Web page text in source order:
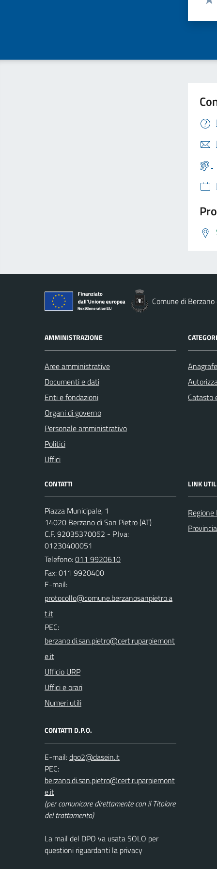
Comune di
AMMINISTRAZIONE
Aree amministrative
Documenti e dati
Enti e fondazioni
Organi di governo
Personale amministrativo
Politici
Uffici
Catasto
CONTATTI
Piazza Municipale, 1
14020 Berzano di San Pietro (AT)
C.F. 92035370052 - P.Iva:
01230400051
Telefono:011 9920610
Fax: 011 9920400
E-mail:
PEC:
Ufficio URP
Uffici e orari
Numeri utili
CONTATTI D.P.O.
E-mail:
PEC:
(per comunicare direttamente con il Titolare
del trattamento)
La mail del DPO va usata SOLO per
questioni riguardanti la privacy
LINK